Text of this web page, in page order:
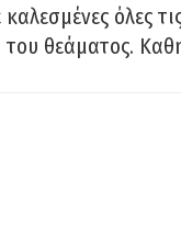
όλες
θεάματος.